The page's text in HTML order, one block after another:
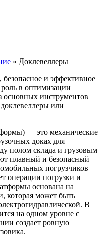
» Доклевеллеры
и эффективное
в оптимизации
основных инструментов
или
— это механические
доках для
полом склада и грузовым
плавный и безопасный
погрузчиков
операции погрузки и
основана на
которая может быть
В
на одном уровне с
создает ровную